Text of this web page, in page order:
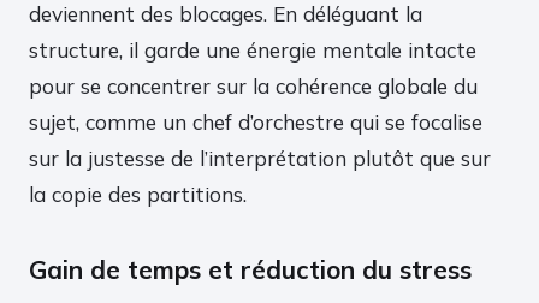
deviennent des blocages. En déléguant la
structure, il garde une énergie mentale intacte
pour se concentrer sur la cohérence globale du
sujet, comme un chef d’orchestre qui se focalise
sur la justesse de l’interprétation plutôt que sur
la copie des partitions.
Gain de temps et réduction du stress